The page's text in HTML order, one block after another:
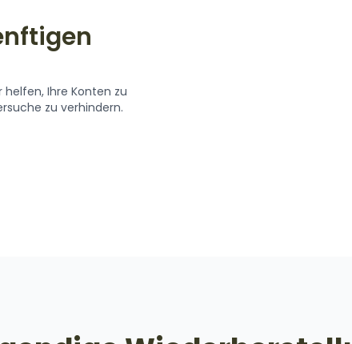
Ihre Konten zu
zu verhindern.